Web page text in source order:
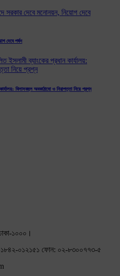
দেবে পর্ষদ
বিলাসবহুল অবকাঠামো ও নিরাপত্তা নিয়ে প্রশ্ন
১০০০।
০১২১৫১ ফোন: ০২-৮৩০০৭৭৩-৫